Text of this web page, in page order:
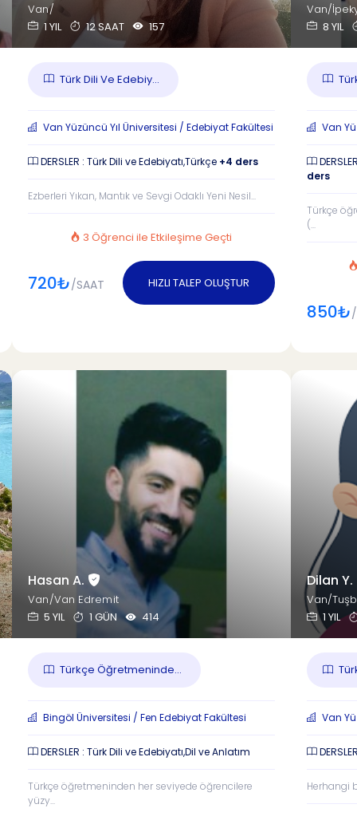
Van/
1 YIL
12 SAAT 157
Türk Dili Ve Edebiy...
Van Yüzüncü Yıl Üniversitesi / Edebiyat Fakültesi
DERSLER : Türk Dili ve Edebiyatı,Türkçe +4 ders
Ezberleri Yıkan, Mantık ve Sevgi Odaklı Yeni Nesil...
3 Öğrenci ile Etkileşime Geçti
720₺/SAAT HIZLI TALEP OLUŞTUR
Van/
8 YIL
Van
ders
Türkçe
(...
850₺
Hasan A.
Van/Van Edremit
5 YIL
1 GÜN 414
Türkçe Öğretmeninde...
Bingöl Üniversitesi / Fen Edebiyat Fakültesi
DERSLER : Türk Dili ve Edebiyatı,Dil ve Anlatım
Türkçe öğretmeninden her seviyede öğrencilere
yüzy...
Dilan Y.
Van/
1 YIL
Van
Herhangi